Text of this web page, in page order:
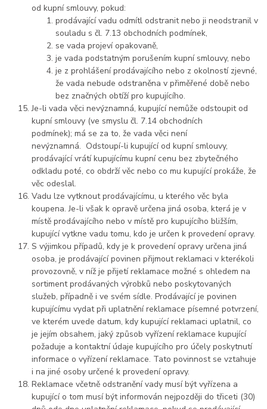
od kupní smlouvy, pokud:
prodávající vadu odmítl odstranit nebo ji neodstranil v
souladu s čl. 7.13 obchodních podmínek,
se vada projeví opakovaně,
je vada podstatným porušením kupní smlouvy, nebo
je z prohlášení prodávajícího nebo z okolností zjevné,
že vada nebude odstraněna v přiměřené době nebo
bez značných obtíží pro kupujícího.
Je-li vada věci nevýznamná, kupující nemůže odstoupit od
kupní smlouvy (ve smyslu čl. 7.14 obchodních
podmínek); má se za to, že vada věci není
nevýznamná. Odstoupí-li kupující od kupní smlouvy,
prodávající vrátí kupujícímu kupní cenu bez zbytečného
odkladu poté, co obdrží věc nebo co mu kupující prokáže, že
věc odeslal.
Vadu lze vytknout prodávajícímu, u kterého věc byla
koupena. Je-li však k opravě určena jiná osoba, která je v
místě prodávajícího nebo v místě pro kupujícího bližším,
kupující vytkne vadu tomu, kdo je určen k provedení opravy.
S výjimkou případů, kdy je k provedení opravy určena jiná
osoba, je prodávající povinen přijmout reklamaci v kterékoli
provozovně, v níž je přijetí reklamace možné s ohledem na
sortiment prodávaných výrobků nebo poskytovaných
služeb, případně i ve svém sídle. Prodávající je povinen
kupujícímu vydat při uplatnění reklamace písemné potvrzení,
ve kterém uvede datum, kdy kupující reklamaci uplatnil, co
je jejím obsahem, jaký způsob vyřízení reklamace kupující
požaduje a kontaktní údaje kupujícího pro účely poskytnutí
informace o vyřízení reklamace. Tato povinnost se vztahuje
i na jiné osoby určené k provedení opravy.
Reklamace včetně odstranění vady musí být vyřízena a
kupující o tom musí být informován nejpozději do třiceti (30)